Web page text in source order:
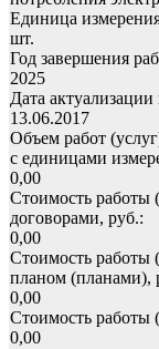
Единица
шт.
Год завершения
2025
Дата
13.06.2017
Объем работ
с единицами
0,00
Стоимость работы
договорами, руб.:
0,00
Стоимость работы
планом (планами),
0,00
Стоимость работы
0,00